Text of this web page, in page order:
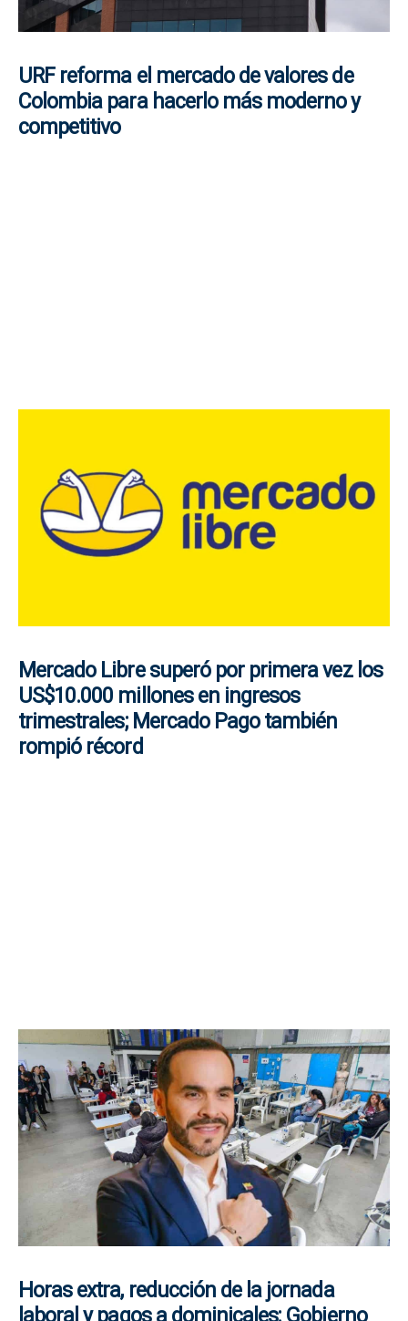
URF reforma el mercado de valores de
Colombia para hacerlo más moderno y
competitivo
Mercado Libre superó por primera vez los
US$10.000 millones en ingresos
trimestrales; Mercado Pago también
rompió récord
Horas extra, reducción de la jornada
laboral y pagos a dominicales: Gobierno